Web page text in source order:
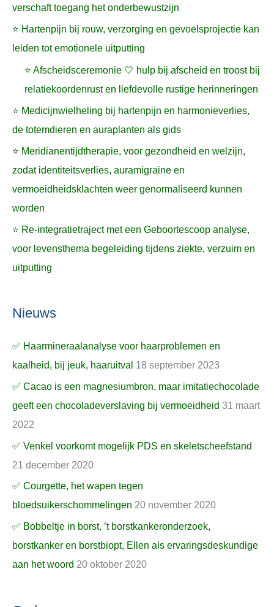
verschaft toegang het onderbewustzijn
⭐ Hartenpijn bij rouw, verzorging en gevoelsprojectie kan
leiden tot emotionele uitputting
⭐ Afscheidsceremonie 🤍 hulp bij afscheid en troost bij
relatiekoordenrust en liefdevolle rustige herinneringen
⭐ Medicijnwielheling bij hartenpijn en harmonieverlies,
de totemdieren en auraplanten als gids
⭐ Meridianentijdtherapie, voor gezondheid en welzijn,
zodat identiteitsverlies, auramigraine en
vermoeidheidsklachten weer genormaliseerd kunnen
worden
⭐ Re-integratietraject met een Geboortescoop analyse,
voor levensthema begeleiding tijdens ziekte, verzuim en
uitputting
Nieuws
✅ Haarmineraalanalyse voor haarproblemen en
kaalheid, bij jeuk, haaruitval 18 september 2023
✅ Cacao is een magnesiumbron, maar imitatiechocolade
geeft een chocoladeverslaving bij vermoeidheid 31 maart
2022
✅ Venkel voorkomt mogelijk PDS en skeletscheefstand
21 december 2020
✅ Courgette, het wapen tegen
bloedsuikerschommelingen 20 november 2020
✅ Bobbeltje in borst, ’t borstkankeronderzoek,
borstkanker en borstbiopt, Ellen als ervaringsdeskundige
aan het woord 20 oktober 2020